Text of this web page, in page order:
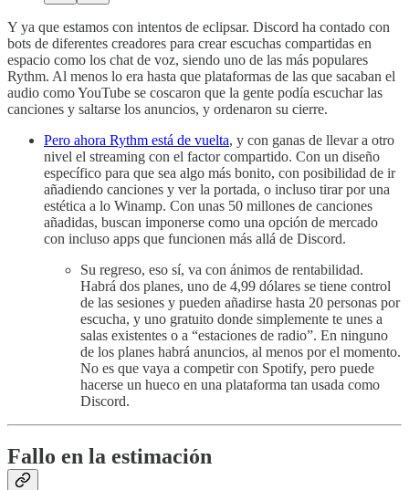
Y ya que estamos con intentos de eclipsar. Discord ha contado con
bots de diferentes creadores para crear escuchas compartidas en
espacio como los chat de voz, siendo uno de las más populares
Rythm. Al menos lo era hasta que plataformas de las que sacaban el
audio como YouTube se coscaron que la gente podía escuchar las
canciones y saltarse los anuncios, y ordenaron su cierre.
Pero ahora Rythm está de vuelta, y con ganas de llevar a otro
nivel el streaming con el factor compartido. Con un diseño
específico para que sea algo más bonito, con posibilidad de ir
añadiendo canciones y ver la portada, o incluso tirar por una
estética a lo Winamp. Con unas 50 millones de canciones
añadidas, buscan imponerse como una opción de mercado
con incluso apps que funcionen más allá de Discord.
Su regreso, eso sí, va con ánimos de rentabilidad.
Habrá dos planes, uno de 4,99 dólares se tiene control
de las sesiones y pueden añadirse hasta 20 personas por
escucha, y uno gratuito donde simplemente te unes a
salas existentes o a “estaciones de radio”. En ninguno
de los planes habrá anuncios, al menos por el momento.
No es que vaya a competir con Spotify, pero puede
hacerse un hueco en una plataforma tan usada como
Discord.
Fallo en la estimación